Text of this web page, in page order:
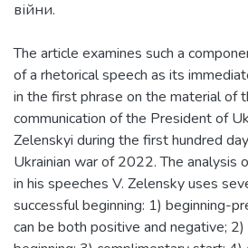
The article examines such a
of a rhetorical speech as its
in the first phrase on the material of
communication of the President of
Zelenskyi during the first hundred
Ukrainian war of 2022. The analysis
in his speeches V. Zelensky uses
successful beginning: 1) beginning-
can be both positive and negative;